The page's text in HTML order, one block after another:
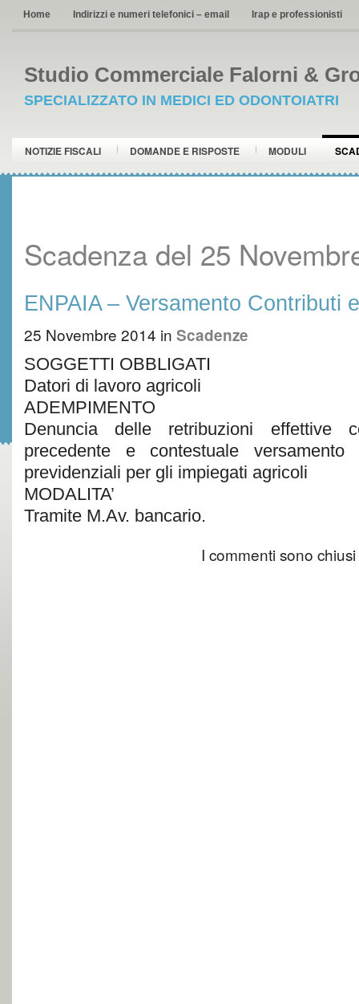
Home Indirizzi e numeri telefonici – email Irap e professionisti
Studio Commerciale Falorni &
SPECIALIZZATO IN MEDICI ED ODONTOIATRI
NOTIZIE FISCALI DOMANDE E RISPOSTE MODULI
Scadenza del 25
ENPAIA – Versamento Contributi
25 Novembre 2014 in Scadenze
SOGGETTI OBBLIGATI
Datori di lavoro agricoli
ADEMPIMENTO
Denuncia delle retribuzioni effettive
precedente e contestuale
previdenziali per gli impiegati agricoli
MODALITA’
Tramite M.Av. bancario.
I commenti sono chiusi